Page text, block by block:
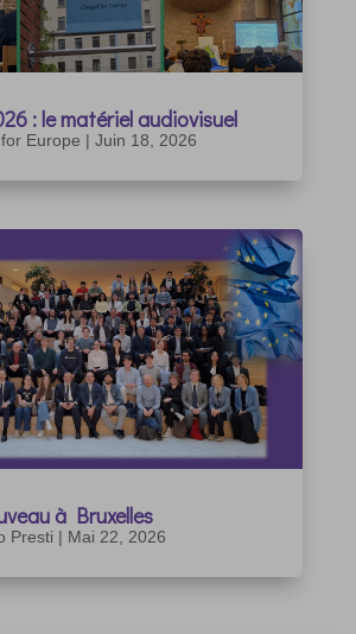
: le matériel audiovisuel
Europe | Juin 18, 2026
à Bruxelles
Presti | Mai 22, 2026